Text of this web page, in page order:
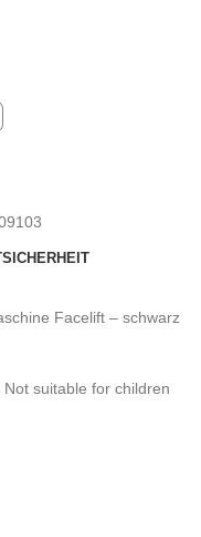
Facelift – schwarz
suitable for children